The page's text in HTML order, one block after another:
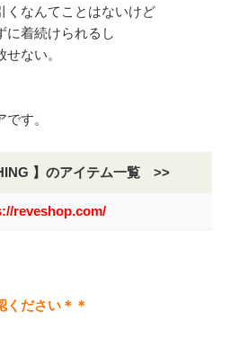
くなんてことはないけど
に着続けられるし
ない。
す。
】のアイテム一覧 >>
reveshop.com/
ください＊＊